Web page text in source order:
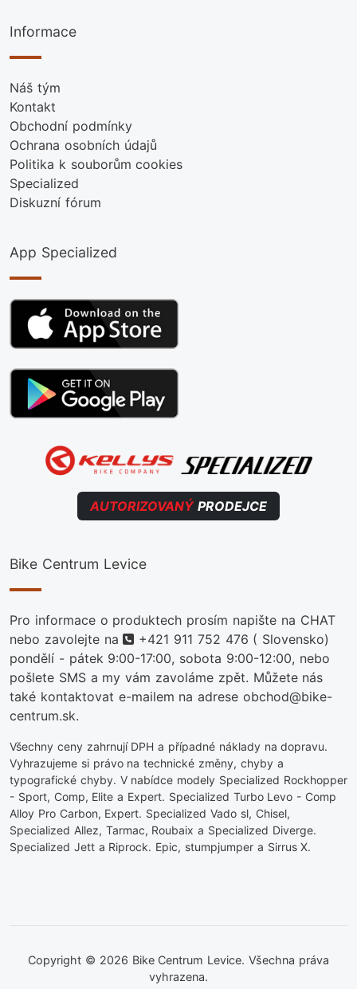
Informace
Náš tým
Kontakt
Obchodní podmínky
Ochrana osobních údajů
Politika k souborům cookies
Specialized
Diskuzní fórum
App Specialized
AUTORIZOVANÝPRODEJCE
Bike Centrum Levice
Pro informace o produktech prosím napište na CHAT
nebo zavolejte na
telefon
+421 911 752 476 ( Slovensko)
pondělí - pátek 9:00-17:00, sobota 9:00-12:00, nebo
pošlete SMS a my vám zavoláme zpět. Můžete nás
také kontaktovat e-mailem na adrese obchod@bike-
centrum.sk.
Všechny ceny zahrnují DPH a případné náklady na dopravu.
Vyhrazujeme si právo na technické změny, chyby a
typografické chyby. V nabídce modely Specialized Rockhopper
- Sport, Comp, Elite a Expert. Specialized Turbo Levo - Comp
Alloy Pro Carbon, Expert. Specialized Vado sl, Chisel,
Specialized Allez, Tarmac, Roubaix a Specialized Diverge.
Specialized Jett a Riprock. Epic, stumpjumper a Sirrus X.
Copyright © 2026 Bike Centrum Levice. Všechna práva
vyhrazena.